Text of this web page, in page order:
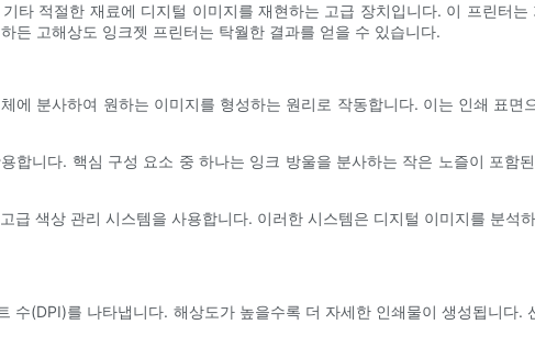
타 적절한 재료에 디지털 이미지를 재현하는 고급 장치입니다. 이 프린터
든 고해상도 잉크젯 프린터는 탁월한 결과를 얻을 수 있습니다.
에 분사하여 원하는 이미지를 형성하는 원리로 작동합니다. 이는 인쇄 표
합니다. 핵심 구성 요소 중 하나는 잉크 방울을 분사하는 작은 노즐이 포함
급 색상 관리 시스템을 사용합니다. 이러한 시스템은 디지털 이미지를 분석
수(DPI)를 나타냅니다. 해상도가 높을수록 더 자세한 인쇄물이 생성됩니다